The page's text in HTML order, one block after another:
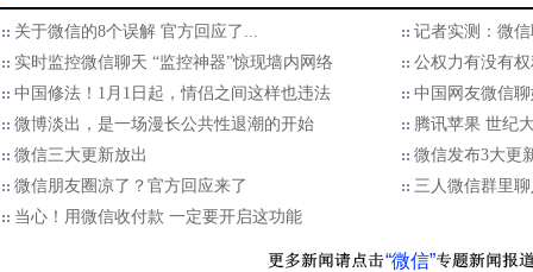
关于微信的8个误解 官方回应了...
记者实测：微
实时监控微信聊天 “监控神器”惊现墙内网络
公权力有没有
中国修法！1月1日起，情侣之间这样也违法
中国网友微信
​微博淡出，是一场漫长公共性退潮的开始
腾讯苹果 世纪
微信三大更新放出
微信发布3大更
微信朋友圈凉了？官方回应来了
三人微信群里
当心！用微信收付款 一定要开启这功能
“微信”